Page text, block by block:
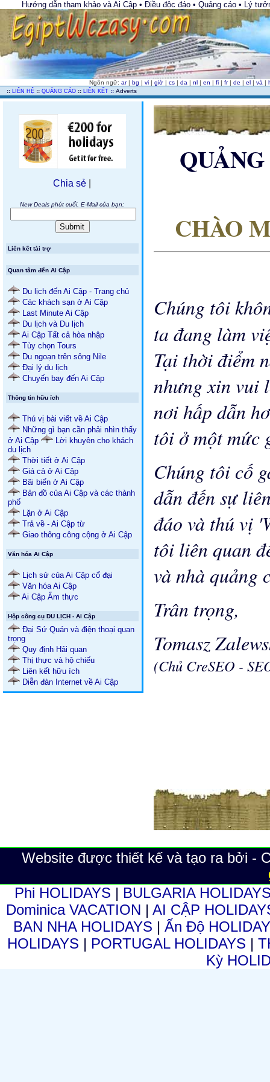
Hướng dẫn tham khảo và Ai Cập • Điều độc đáo • Quảng cáo • Lý
Ngôn ngữ:ar |bg |vi |giờ |cs |da |nl |en |fi |fr |de |el |và |
:: LIÊN HỆ :: QUẢNG CÁO :: LIÊN KẾT :: Adverts
Chia sẻ
New Deals phút cuối. E-Mail của bạn:
Liên kết tài trợ
Quan tâm đến Ai Cập
Du lịch đến Ai Cập - Trang chủ
Các khách sạn ở Ai Cập
Last Minute Ai Cập
Du lịch và Du lịch
Ai Cập Tất cả hòa nhập
Tùy chọn Tours
Du ngoạn trên sông Nile
Đại lý du lịch
Chuyến bay đến Ai Cập
Thông tin hữu ích
Thú vị bài viết về Ai Cập
Những gì bạn cần phải nhìn thấy
ở Ai Cập
Lời khuyên cho khách
du lịch
Thời tiết ở Ai Cập
Giá cả ở Ai Cập
Bãi biển ở Ai Cập
Bản đồ của Ai Cập và các thành
phố
Lặn ở Ai Cập
Trả về - Ai Cập từ
Giao thông công cộng ở Ai Cập
Văn hóa Ai Cập
Lịch sử của Ai Cập cổ đại
Văn hóa Ai Cập
Ai Cập Ẩm thực
Hộp công cụ DU LỊCH - Ai Cập
Đại Sứ Quán và điện thoại quan
trọng
Quy định Hải quan
Thị thực và hộ chiếu
Liên kết hữu ích
Diễn đàn Internet về Ai Cập
CHÀO
Chúng tôi
ta đang làm
Tại thời điểm
nhưng xin vui
nơi hấp dẫn
tôi ở một mức
Chúng tôi cố
dẫn đến sự
đáo và thú vị
tôi liên quan
và nhà quảng
Trân trọng,
Tomasz
(Chủ CreSEO -
Website được thiết kế và tạo ra bởi -
Phi HOLIDAYS | BULGARIA
Dominica VACATION | AI CẬP
BAN NHA HOLIDAYS | Ấn Độ
HOLIDAYS | PORTUGAL HOLIDAYS |
Kỳ